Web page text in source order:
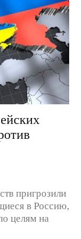
пригрозили
в Россию,
целям на